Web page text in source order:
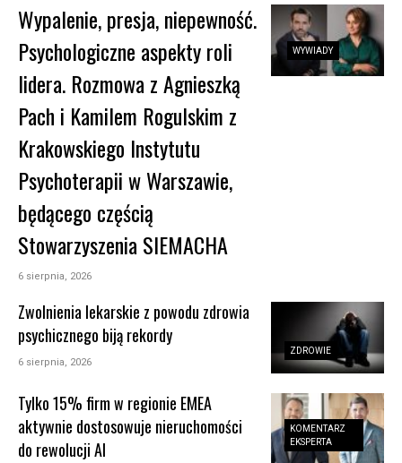
WYWIADY
Wypalenie, presja, niepewność.
Psychologiczne aspekty roli
lidera. Rozmowa z Agnieszką
Pach i Kamilem Rogulskim z
Krakowskiego Instytutu
Psychoterapii w Warszawie,
będącego częścią
Stowarzyszenia SIEMACHA
6 sierpnia, 2026
ZDROWIE
Zwolnienia lekarskie z powodu zdrowia
psychicznego biją rekordy
6 sierpnia, 2026
KOMENTARZ
EKSPERTA
Tylko 15% firm w regionie EMEA
aktywnie dostosowuje nieruchomości
do rewolucji AI